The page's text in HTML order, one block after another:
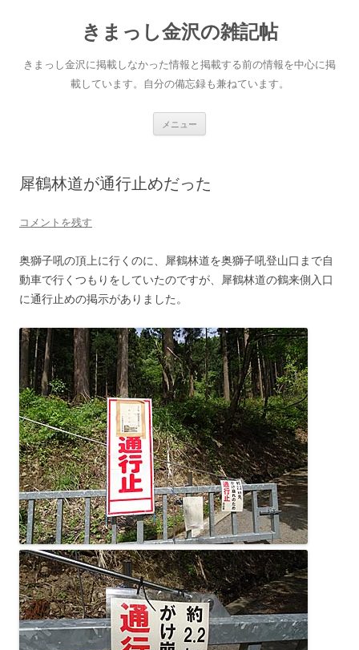
きまっし金沢の雑記帖
きまっし金沢に掲載しなかった情報と掲載する前の情報を中心に掲
載しています。自分の備忘録も兼ねています。
メニュー
ス
キ
犀鶴林道が通行止めだった
コメントを残す
奥獅子吼の頂上に行くのに、犀鶴林道を奥獅子吼登山口まで自
動車で行くつもりをしていたのですが、犀鶴林道の鶴来側入口
に通行止めの掲示がありました。